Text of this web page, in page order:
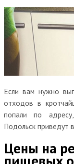
Если вам нужно
отходов в
попали по
Подольск приведут
Цены на